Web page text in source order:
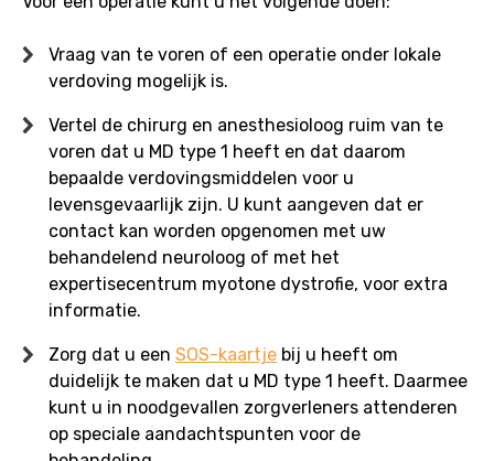
word?Vraag van te voren of een operatie onder lokale
verdoving mogelijk is.
Vertel de chirurg en anesthesioloog ruim van te
voren dat u MD type 1 heeft en dat daarom
bepaalde verdovingsmiddelen voor u
levensgevaarlijk zijn. U kunt aangeven dat er
contact kan worden opgenomen met uw
behandelend neuroloog of met het
expertisecentrum myotone dystrofie, voor extra
informatie.
Zorg dat u een SOS-kaartje bij u heeft om
duidelijk te maken dat u MD type 1 heeft. Daarmee
kunt u in noodgevallen zorgverleners attenderen
op speciale aandachtspunten voor de